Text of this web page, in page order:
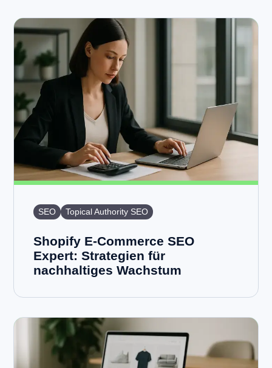
SEO Topical Authority SEO
Shopify E-Commerce SEO
Expert: Strategien für
nachhaltiges Wachstum